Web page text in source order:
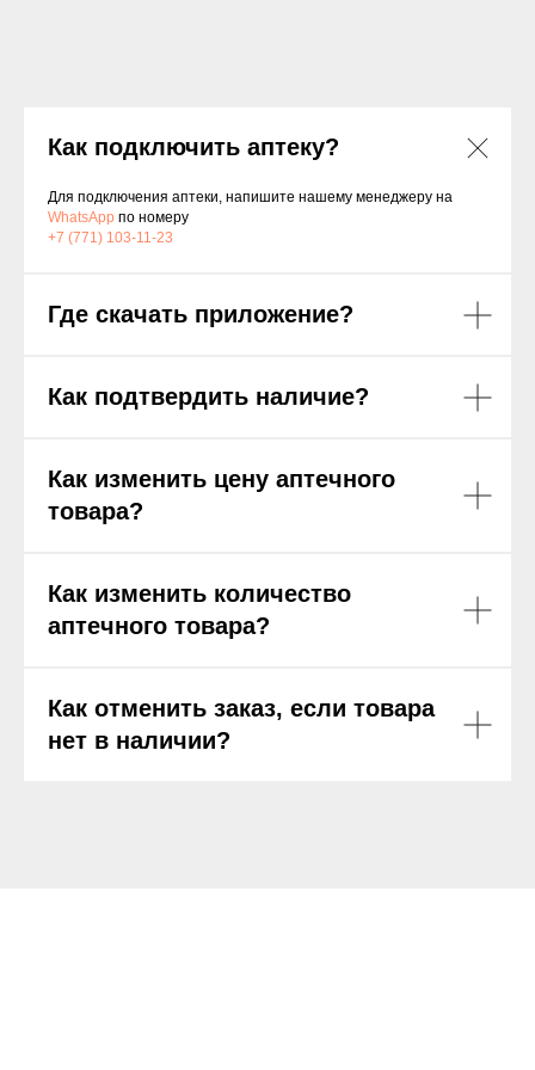
Как подключить аптеку?
Для подключения аптеки, напишите нашему менеджеру на
WhatsApp по номеру
+7 (771) 103-11-23
Где скачать приложение?
Как подтвердить наличие?
Как изменить цену аптечного
товара?
Как изменить количество
аптечного товара?
Как отменить заказ, если товара
нет в наличии?